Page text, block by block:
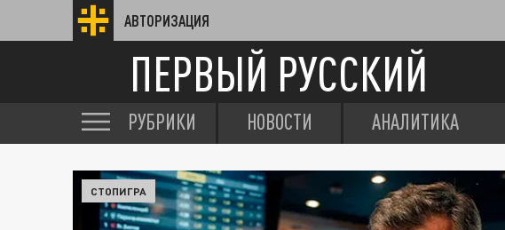
АВТОРИЗАЦИЯ
ПЕРВЫЙ РУССКИЙ
РУБРИКИ НОВОСТИ АНАЛИТИКА
СТОПИГРА